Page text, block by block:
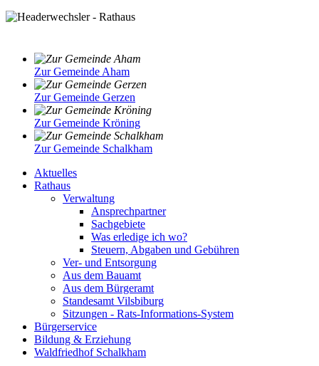
Zur Gemeinde Aham
Zur Gemeinde Gerzen
Zur Gemeinde Kröning
Zur Gemeinde Schalkham
Aktuelles
Rathaus
Verwaltung
Ansprechpartner
Sachgebiete
Was erledige ich wo?
Steuern, Abgaben und Gebühren
Ver- und Entsorgung
Aus dem Bauamt
Aus dem Bürgeramt
Standesamt Vilsbiburg
Sitzungen - Rats-Informations-System
Bürgerservice
Bildung & Erziehung
Waldfriedhof Schalkham